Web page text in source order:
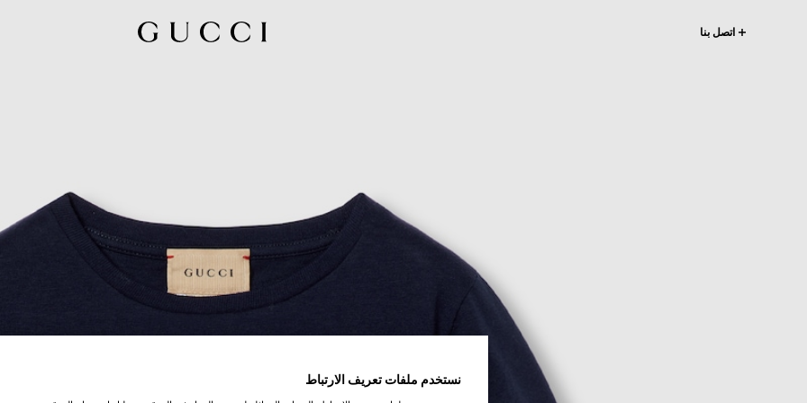
اتصل بنا
نستخدم ملفات تعريف الارتباط